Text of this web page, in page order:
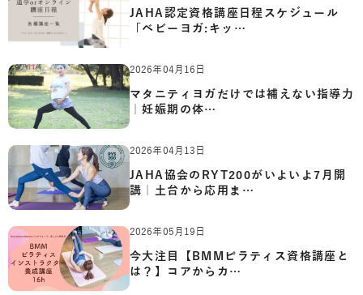
JAHA認定資格講座日程スケジュール
「ベビーヨガ:キッ…
2026年04月16日
マタニティヨガだけでは補えない指導力
｜妊娠期の体…
2026年04月13日
JAHA協会のRYT200がいよいよ7月開
講｜土台から応用ま…
2026年05月19日
今大注目【BMMピラティス資格講座と
は？】コアからカ…